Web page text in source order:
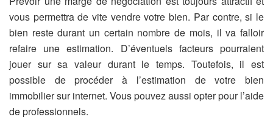
vous permettra de vite vendre votre bien. Par contre, si le
bien reste durant un certain nombre de mois, il va falloir
refaire une estimation. D’éventuels facteurs pourraient
jouer sur sa valeur durant le temps. Toutefois, il est
possible de procéder à l’estimation de votre bien
immobilier sur internet. Vous pouvez aussi opter pour l’aide
de professionnels.